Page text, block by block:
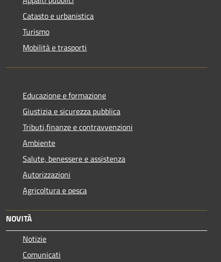
Catasto e urbanistica
Turismo
Mobilità e trasporti
Educazione e formazione
Giustizia e sicurezza pubblica
Tributi,finanze e contravvenzioni
Ambiente
Salute, benessere e assistenza
Autorizzazioni
Agricoltura e pesca
NOVITÀ
Notizie
Comunicati